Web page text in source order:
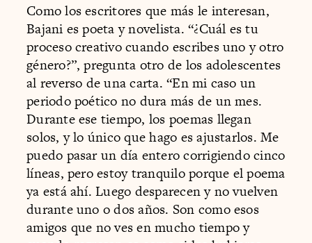
Como los escritores que más le interesan,
Bajani es poeta y novelista. “¿Cuál es tu
proceso creativo cuando escribes uno y otro
género?”, pregunta otro de los adolescentes
al reverso de una carta. “En mi caso un
periodo poético no dura más de un mes.
Durante ese tiempo, los poemas llegan
solos, y lo único que hago es ajustarlos. Me
puedo pasar un día entero corrigiendo cinco
líneas, pero estoy tranquilo porque el poema
ya está ahí. Luego desparecen y no vuelven
durante uno o dos años. Son como esos
amigos que no ves en mucho tiempo y